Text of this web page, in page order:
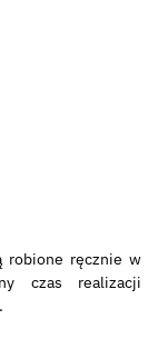
robione ręcznie w
czas realizacji